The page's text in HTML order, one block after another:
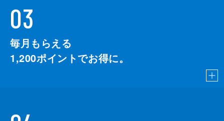
03
毎月もらえる
1,200ポイントでお得に。